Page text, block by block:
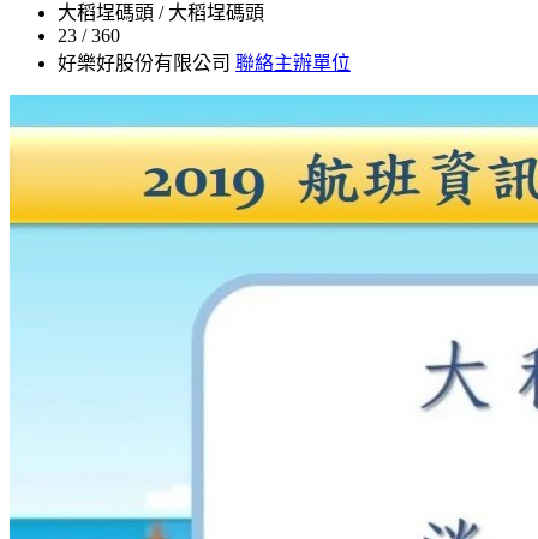
大稻埕碼頭 / 大稻埕碼頭
23 / 360
好樂好股份有限公司 聯絡主辦單位